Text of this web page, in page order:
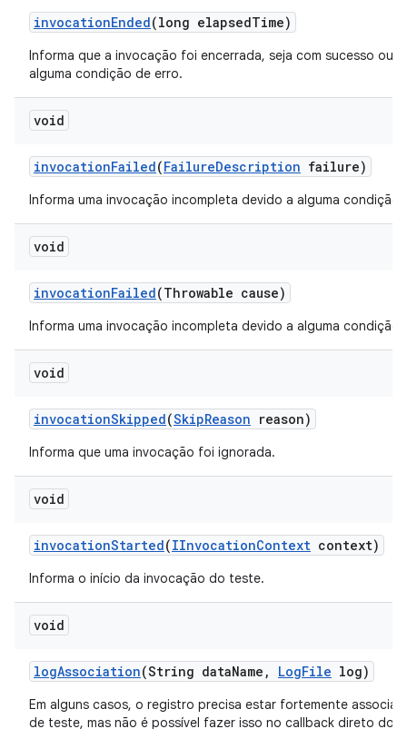
invocationEnded(long elapsedTime)
Informa que a invocação foi encerrada, seja com sucesso ou
alguma condição de erro.
void
invocationFailed(FailureDescription failure)
Informa uma invocação incompleta devido a alguma condição
void
invocationFailed(Throwable cause)
Informa uma invocação incompleta devido a alguma condição
void
invocationSkipped(SkipReason reason)
Informa que uma invocação foi ignorada.
void
invocationStarted(IInvocationContext context)
Informa o início da invocação do teste.
void
logAssociation(String dataName , LogFile log)
Em alguns casos, o registro precisa estar fortemente
de teste, mas não é possível fazer isso no callback direto do